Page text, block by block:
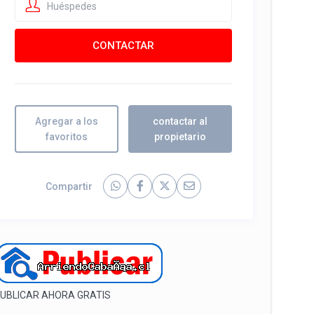
Huéspedes
Agregar a los
favoritos
contactar al
propietario
Compartir
AHORA GRATIS